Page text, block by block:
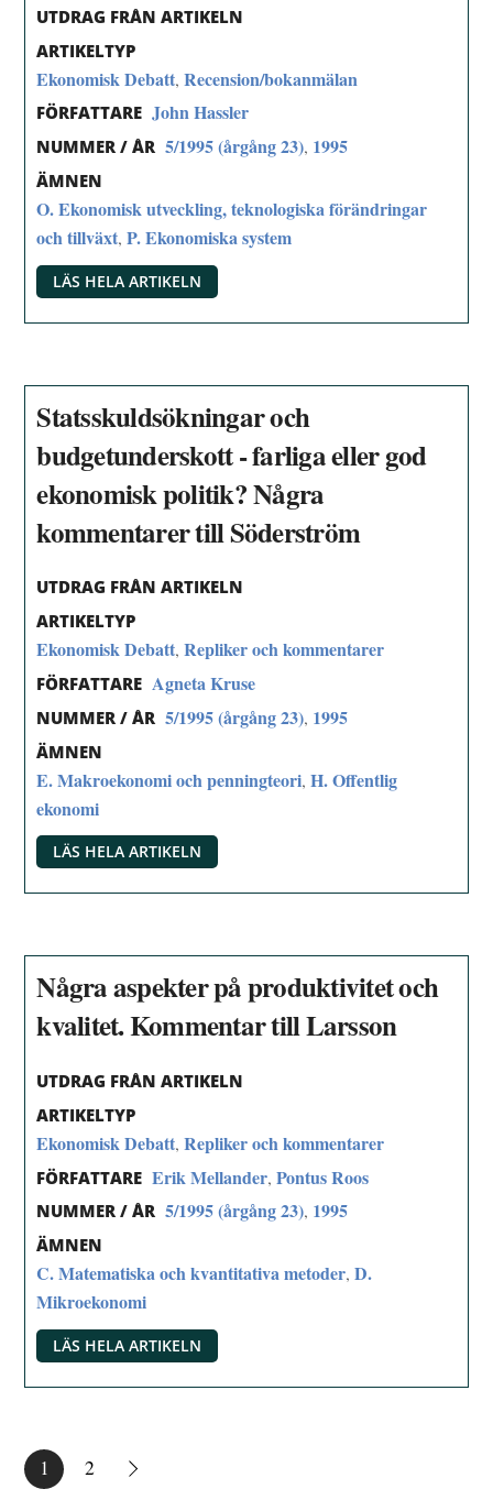
UTDRAG FRÅN ARTIKELN
ARTIKELTYP
Ekonomisk Debatt,Recension/bokanmälan
FÖRFATTARE John Hassler
NUMMER / ÅR 5/1995 (årgång 23), 1995
ÄMNEN
O. Ekonomisk utveckling, teknologiska förändringar
och tillväxt,P. Ekonomiska system
LÄS HELA ARTIKELN
Statsskuldsökningar och
budgetunderskott - farliga eller god
ekonomisk politik? Några
kommentarer till Söderström
UTDRAG FRÅN ARTIKELN
ARTIKELTYP
Ekonomisk Debatt,Repliker och kommentarer
FÖRFATTARE Agneta Kruse
NUMMER / ÅR 5/1995 (årgång 23), 1995
ÄMNEN
E. Makroekonomi och penningteori,H. Offentlig
ekonomi
LÄS HELA ARTIKELN
Några aspekter på produktivitet och
kvalitet. Kommentar till Larsson
UTDRAG FRÅN ARTIKELN
ARTIKELTYP
Ekonomisk Debatt,Repliker och kommentarer
FÖRFATTARE Erik Mellander,Pontus Roos
NUMMER / ÅR 5/1995 (årgång 23), 1995
ÄMNEN
C. Matematiska och kvantitativa metoder,D.
Mikroekonomi
LÄS HELA ARTIKELN
1 2